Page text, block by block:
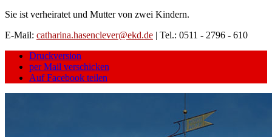
Sie ist verheiratet und Mutter von zwei Kindern.
E-Mail: catharina.hasenclever@ekd.de | Tel.: 0511 - 2796 - 610
Druckversion
per Mail verschicken
Auf Facebook teilen